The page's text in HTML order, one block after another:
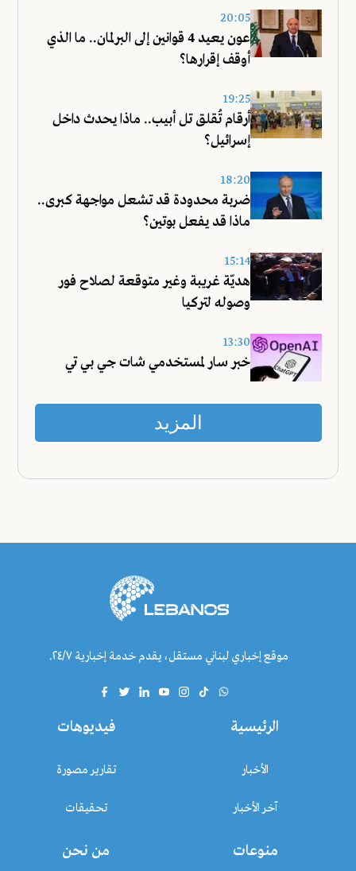
20:05
عون يعيد 4 قوانين إلى البرلمان.. ما الذي
أوقف إقرارها؟
19:25
أرقام تُقلق تل أبيب.. ماذا يحدث داخل
إسرائيل؟
18:20
ضربة محدودة قد تشعل مواجهة كبرى..
ماذا قد يفعل بوتين؟
15:14
هديّة غريبة وغير متوقعة لصلاح فور
وصوله لتركيا
13:30
خبر سار لمستخدمي شات جي بي تي
المزيد
موقع إخباري لبناني مستقل، يقدم خدمة إخبارية ٢٤/٧.
الرئيسية
الأخبار
آخر الأخبار
فيديوهات
تقارير مصورة
تحقيقات
منوعات من نحن